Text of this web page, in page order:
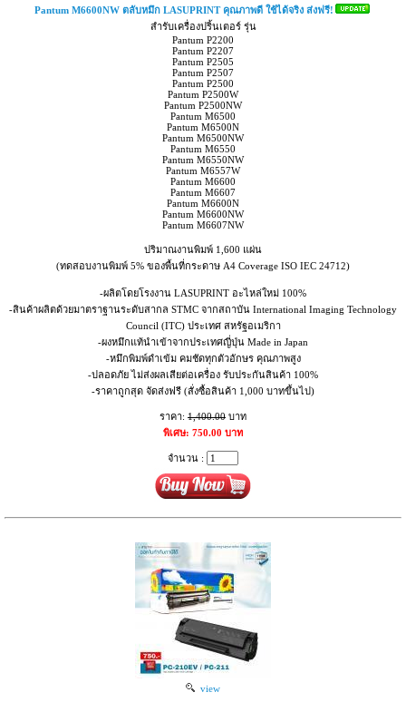
Pantum M6600NW ตลับหมึก LASUPRINT คุณภาพดี ใช้ได้จริง ส่งฟรี!
สำรับเครื่องปริ้นเตอร์ รุ่น
Pantum P2200
Pantum P2207
Pantum P2505
Pantum P2507
Pantum P2500
Pantum P2500W
Pantum P2500NW
Pantum M6500
Pantum M6500N
Pantum M6500NW
Pantum M6550
Pantum M6550NW
Pantum M6557W
Pantum M6600
Pantum M6607
Pantum M6600N
Pantum M6600NW
Pantum M6607NW
ปริมาณงานพิมพ์ 1,600 แผ่น
(ทดสอบงานพิมพ์ 5% ของพื้นที่กระดาษ A4 Coverage ISO IEC 24712)
-ผลิตโดยโรงงาน LASUPRINT อะไหล่ใหม่ 100%
-สินค้าผลิตด้วยมาตราฐานระดับสากล STMC จากสถาบัน International Imaging Technology
Council (ITC) ประเทศ สหรัฐอเมริกา
-ผงหมึกแท้นำเข้าจากประเทศญี่ปุ่น Made in Japan
-หมึกพิมพ์ดำเข้ม คมชัดทุกตัวอักษร คุณภาพสูง
-ปลอดภัย ไม่ส่งผลเสียต่อเครื่อง รับประกันสินค้า 100%
-ราคาถูกสุด จัดส่งฟรี (สั่งซื้อสินค้า 1,000 บาทขึ้นไป)
ราคา: 1,400.00 บาท
พิเศษ: 750.00 บาท
จำนวน :
view